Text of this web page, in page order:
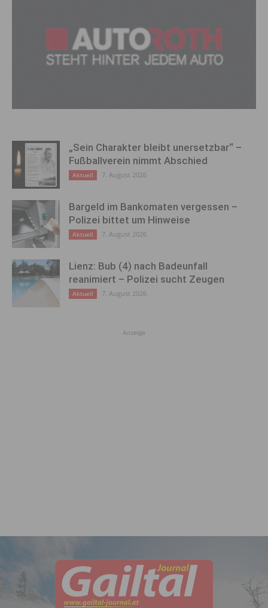
„Sein Charakter bleibt unersetzbar“ –
Fußballverein nimmt Abschied
Aktuell 7. August 2026
Bargeld im Bankomaten vergessen –
Polizei bittet um Hinweise
Aktuell 7. August 2026
Lienz: Bub (4) nach Badeunfall
reanimiert – Polizei sucht Zeugen
Aktuell 7. August 2026
Anzeige